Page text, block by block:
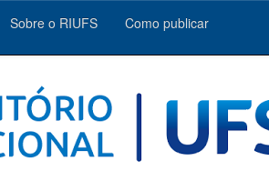
Sobre o RIUFS Como publicar